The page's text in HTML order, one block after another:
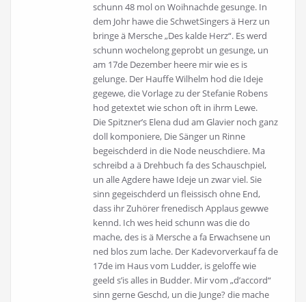
schunn 48 mol on Woihnachde gesunge. In
dem Johr hawe die SchwetSingers ä Herz un
bringe ä Mersche „Des kalde Herz“. Es werd
schunn wochelong geprobt un gesunge, un
am 17de Dezember heere mir wie es is
gelunge. Der Hauffe Wilhelm hod die Ideje
gegewe, die Vorlage zu der Stefanie Robens
hod getextet wie schon oft in ihrm Lewe.
Die Spitzner’s Elena dud am Glavier noch ganz
doll komponiere, Die Sänger un Rinne
begeischderd in die Node neuschdiere. Ma
schreibd a ä Drehbuch fa des Schauschpiel,
un alle Agdere hawe Ideje un zwar viel. Sie
sinn gegeischderd un fleissisch ohne End,
dass ihr Zuhörer frenedisch Applaus gewwe
kennd. Ich wes heid schunn was die do
mache, des is ä Mersche a fa Erwachsene un
ned blos zum lache. Der Kadevorverkauf fa de
17de im Haus vom Ludder, is geloffe wie
geeld s’is alles in Budder. Mir vom „d’accord“
sinn gerne Geschd, un die Junge? die mache